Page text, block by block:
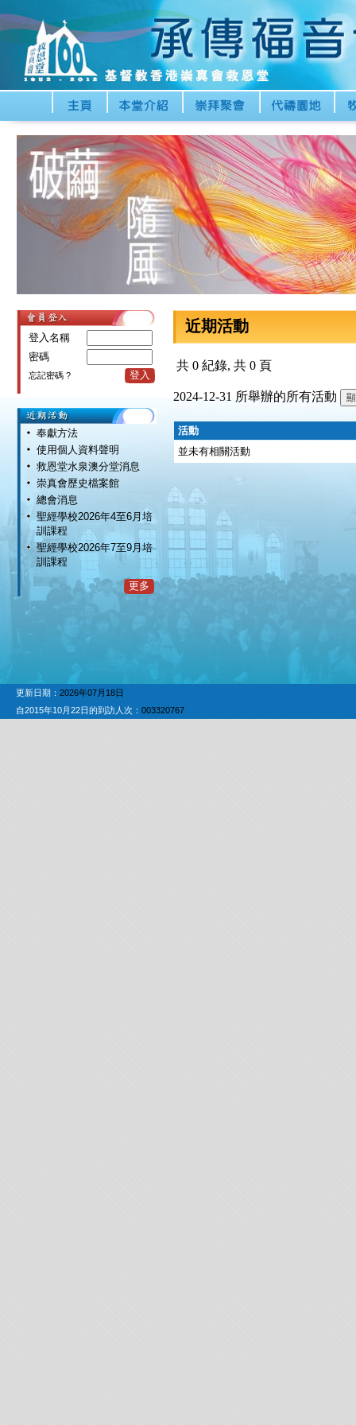
登入名稱
密碼
忘記密碼 ? 登入
奉獻方法
使用個人資料聲明
救恩堂水泉澳分堂消息
崇真會歷史檔案館
總會消息
聖經學校2026年4至6月培
訓課程
聖經學校2026年7至9月培
訓課程
更多
近期活動
共 0 紀錄, 共 0 頁
2024-12-31 所舉辦的所有活動
活動
並未有相關活動
更新日期： 2026年07月18日
自2015年10月22日的到訪人次： 003320767